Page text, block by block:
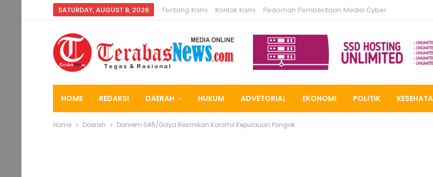
SATURDAY, AUGUST 8, 2026 Tentang Kami Kontak Kami Pedoman Pemberitaan Media Cyber
HOME REDAKSI DAERAH HUKUM ADVETORIAL EKONOMI POLITIK
Home Daerah Danrem 045/Gaya Resmikan Koramil Kepulauan Pongok